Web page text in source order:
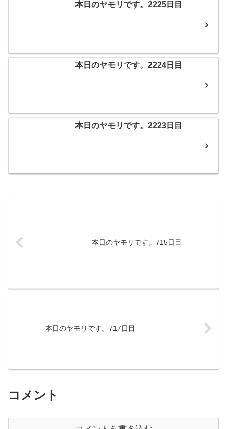
本日のヤモリです。2225日目
本日のヤモリです。2224日目
本日のヤモリです。2223日目
本日のヤモリです。715日目
本日のヤモリです。717日目
コメント